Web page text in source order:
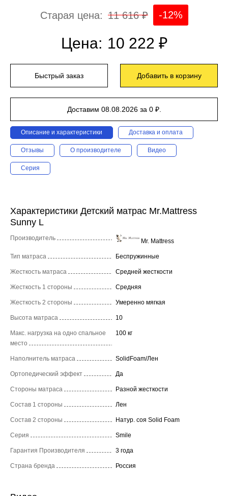
Старая цена: 11 616 ₽ -12%
Цена: 10 222 ₽
Быстрый заказ Добавить в корзину
Доставим 08.08.2026 за 0 ₽.
Описание и характеристики Доставка и оплата
Отзывы О производителе Видео
Серия
Характеристики Детский матрас Mr.Mattress
Sunny L
Производитель Mr. Mattress
Тип матраса Беспружинные
Жесткость матраса Средней жесткости
Жесткость 1 стороны Средняя
Жесткость 2 стороны Умеренно мягкая
Высота матраса 10
Макс. нагрузка на одно спальное
место
100 кг
Наполнитель матраса SolidFoam/Лен
Ортопедический эффект Да
Стороны матраса Разной жесткости
Состав 1 стороны Лен
Состав 2 стороны Натур. соя Solid Foam
Серия Smile
Гарантия Производителя 3 года
Страна бренда Россия